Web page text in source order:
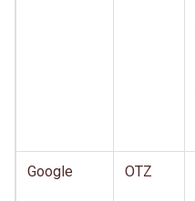
Google OTZ